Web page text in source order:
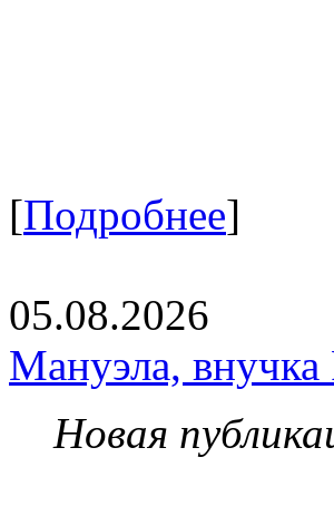
[Подробнее]
05.08.2026
Мануэла, внучка
Новая